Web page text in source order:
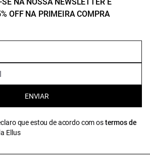
OFF NA PRIMEIRA COMPRA
ENVIAR
que estou de acordo com ostermos de
Ellus